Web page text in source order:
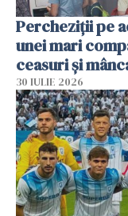
Percheziții pe
unei mari
ceasuri și
30 IULIE 2026